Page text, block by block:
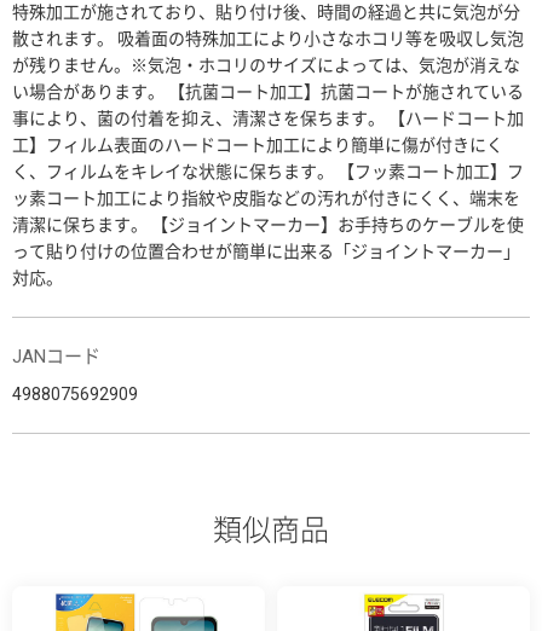
特殊加工が施されており、貼り付け後、時間の経過と共に気泡が分
散されます。 吸着面の特殊加工により小さなホコリ等を吸収し気泡
が残りません。※気泡・ホコリのサイズによっては、気泡が消えな
い場合があります。 【抗菌コート加工】抗菌コートが施されている
事により、菌の付着を抑え、清潔さを保ちます。 【ハードコート加
工】フィルム表面のハードコート加工により簡単に傷が付きにく
く、フィルムをキレイな状態に保ちます。 【フッ素コート加工】フ
ッ素コート加工により指紋や皮脂などの汚れが付きにくく、端末を
清潔に保ちます。 【ジョイントマーカー】お手持ちのケーブルを使
って貼り付けの位置合わせが簡単に出来る「ジョイントマーカー」
対応。
JANコード
4988075692909
類似商品